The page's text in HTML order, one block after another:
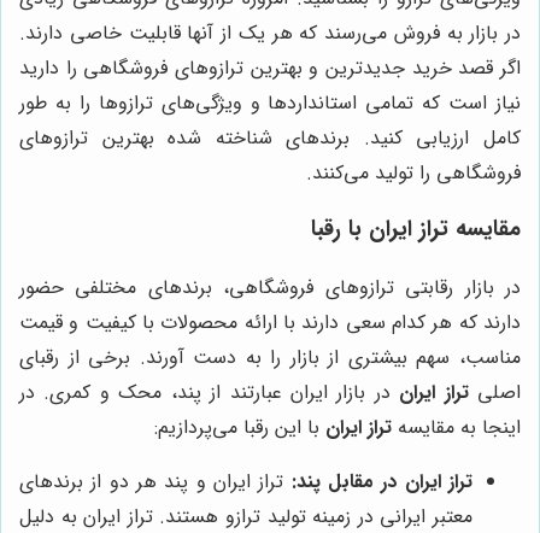
در بازار به فروش می‌رسند که هر یک از آنها قابلیت خاصی دارند.
اگر قصد خرید جدیدترین و بهترین ترازوهای فروشگاهی را دارید
نیاز است که تمامی استانداردها و ویژگی‌های ترازوها را به طور
کامل ارزیابی کنید. برندهای شناخته شده بهترین ترازوهای
فروشگاهی را تولید می‌کنند.
مقایسه تراز ایران با رقبا
در بازار رقابتی ترازوهای فروشگاهی، برندهای مختلفی حضور
دارند که هر کدام سعی دارند با ارائه محصولات با کیفیت و قیمت
مناسب، سهم بیشتری از بازار را به دست آورند. برخی از رقبای
اصلیتراز ایران در بازار ایران عبارتند از پند، محک و کمری. در
اینجا به مقایسه تراز ایران با این رقبا می‌پردازیم:
تراز ایران در مقابل پند: تراز ایران و پند هر دو از برندهای
معتبر ایرانی در زمینه تولید ترازو هستند. تراز ایران به دلیل